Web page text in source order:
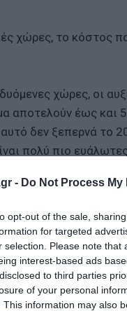
- Do Not Process
opt-out of the sale,
for targeted
selection. Please note
interest-based ads
to third parties
of your personal
This information may also
χώρες, το κόστος
χώρες, οι
αποτελούν έως και
δεν ξεπερνά το
πολύ πιο
ότι ακόμη
και
εμφανίζεται
για την